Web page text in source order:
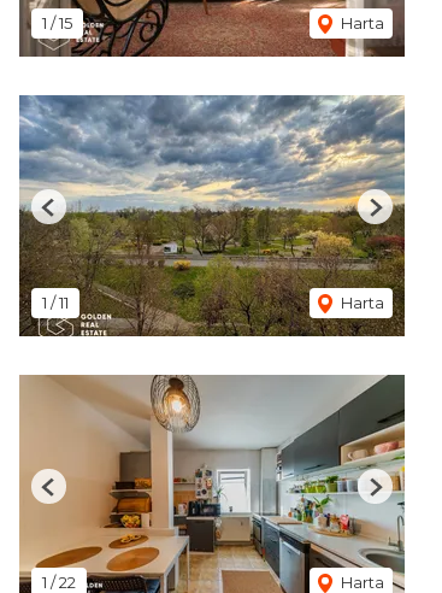
1 /15 Harta
1 /11 Harta
Previous Next
1 /22 Harta
Previous Next